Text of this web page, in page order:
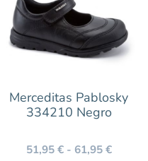
Merceditas Pablosky
334210 Negro
51,95€ - 61,95€